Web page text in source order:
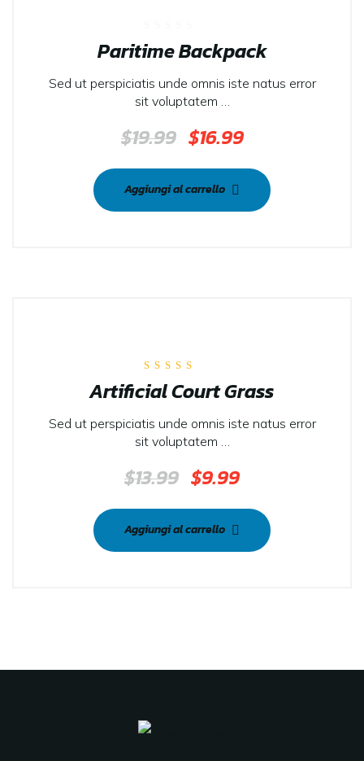
Valutato
0
Paritime Backpack
Sed ut perspiciatis unde omnis iste natus error
sit voluptatem …
$19.99 $16.99
Aggiungi al carrello
SALE
Valutato
5.00
Artificial Court Grass
Sed ut perspiciatis unde omnis iste natus error
sit voluptatem …
$13.99 $9.99
Aggiungi al carrello